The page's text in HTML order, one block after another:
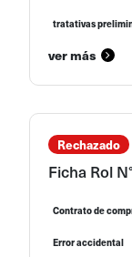
tratativas
ver más
Rechazado
Ficha Rol
Contrato de
Error accidental